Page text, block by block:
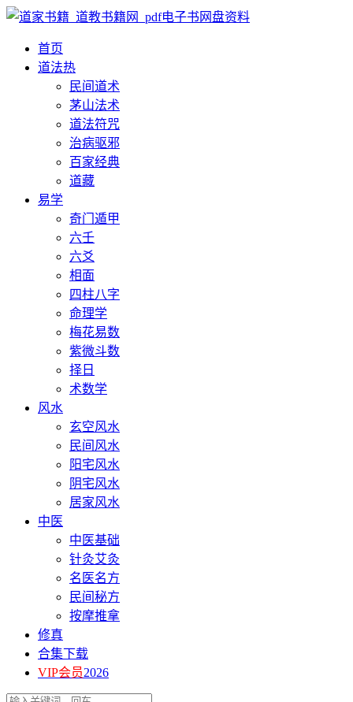
首页
道法热
民间道术
茅山法术
道法符咒
治病驱邪
百家经典
道藏
易学
奇门遁甲
六壬
六爻
相面
四柱八字
命理学
梅花易数
紫微斗数
择日
术数学
风水
玄空风水
民间风水
阳宅风水
阴宅风水
居家风水
中医
中医基础
针灸艾灸
名医名方
民间秘方
按摩推拿
修真
合集下载
VIP会员2026